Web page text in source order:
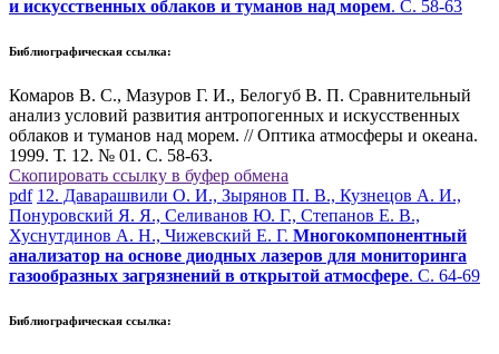
и искусственных облаков и туманов над морем. С. 58-63
Библиографическая ссылка:
Комаров В. С., Мазуров Г. И., Белогуб В. П. Сравнительный
анализ условий развития антропогенных и искусственных
облаков и туманов над морем. // Оптика атмосферы и океана.
1999. Т. 12. № 01. С. 58-63.
Скопировать ссылку в буфер обмена
pdf 12. Даварашвили О. И., Зырянов П. В., Кузнецов А. И.,
Понуровский Я. Я., Селиванов Ю. Г., Степанов Е. В.,
Хуснутдинов А. Н., Чижевский Е. Г. Многокомпонентный
анализатор на основе диодных лазеров для мониторинга
газообразных загрязнений в открытой атмосфере. С. 64-69
Библиографическая ссылка: